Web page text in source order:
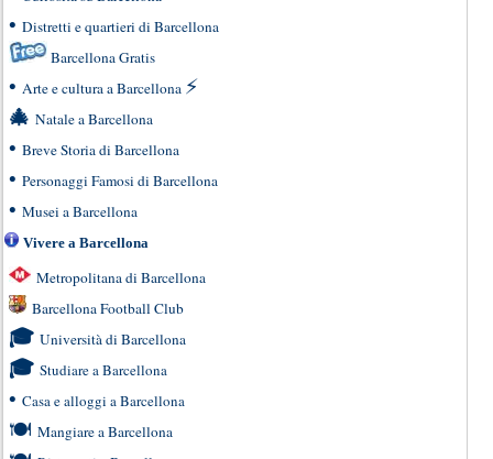
• Distretti e quartieri di Barcellona
Barcellona Gratis
• Arte e cultura a Barcellona ⚡
🎄 Natale a Barcellona
• Breve Storia di Barcellona
• Personaggi Famosi di Barcellona
• Musei a Barcellona
Vivere a Barcellona
Metropolitana di Barcellona
Barcellona Football Club
🎓 Università di Barcellona
🎓 Studiare a Barcellona
• Casa e alloggi a Barcellona
🍽 Mangiare a Barcellona